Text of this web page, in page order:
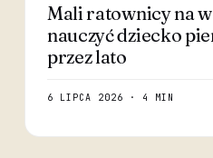
Mali ratownicy na
nauczyć dziecko
przez lato
6 LIPCA 2026 · 4 MIN